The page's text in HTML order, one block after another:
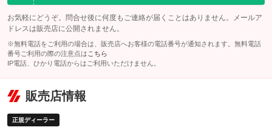
お気軽にどうぞ。問合せ後に何度もご連絡が届くことはありません。メールア
ドレスは販売店に公開されません。
※無料電話をご利用の場合は、販売店へお客様の電話番号が通知されます。無料電話
番号ご利用の際の注意点は こちら
IP電話、ひかり電話からはご利用いただけません。
販売店情報
正規ディーラー